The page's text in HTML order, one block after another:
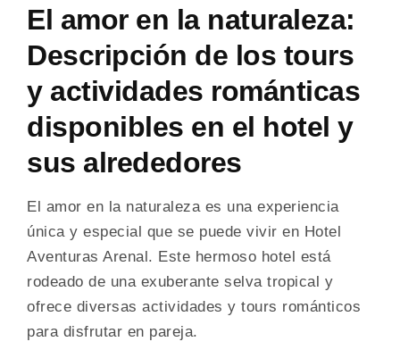
El amor en la naturaleza:
Descripción de los tours
y actividades románticas
disponibles en el hotel y
sus alrededores
El amor en la naturaleza es una experiencia
única y especial que se puede vivir en Hotel
Aventuras Arenal. Este hermoso hotel está
rodeado de una exuberante selva tropical y
ofrece diversas actividades y tours románticos
para disfrutar en pareja.